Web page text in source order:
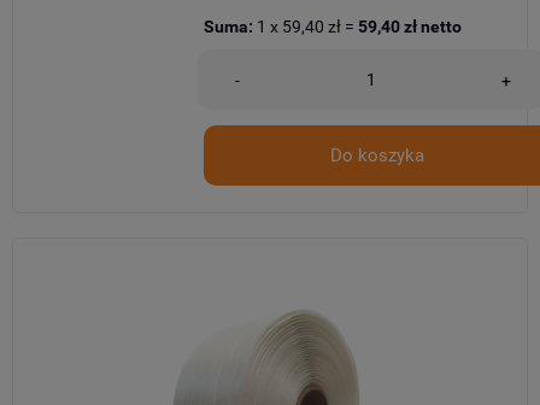
- +
Do koszyka
Suma: 1 x 59,40 zł = 59,40 złnetto